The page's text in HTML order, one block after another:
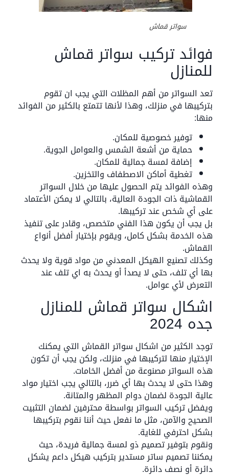
سواتر قماش
فوائد تركيب سواتر قماش
للمنازل
تعد السواتر من أهم المظلات التي يجب ان تقوم
بتركيبها في منزلك، وهذا لأنها تتمتع بالكثير من الفوائد
منها:
توفير خصوصية للمكان.
حماية من أشعة الشمس والعوامل الجوية.
إضافة لمسة جمالية للمكان.
تغطية أماكن الاصطفاف والتخزين.
وهذه الفوائد يتم الحصول عليها من خلال السواتر
القماشية ذات الجودة العالية، بالتالي لا يمكن الأعتماد
على أي شخص عند تركيبها.
بل يجب أن يكون هذا الفني متخصص، وقادر على تنفيذ
هذه الخدمة بشكل كامل، ويقوم بإختيار أفضل أنواع
القماش.
وكذلك تصنيع الهيكل المعدني من مواد قوية ولا يحدث
بها أي تلف، حتى لا يصدأ أو يحدث به اي تلف عند
التعرض لأي عوامل.
اشكال سواتر قماش للمنازل
جده 2024
توجد الكثير من اشكال سواتر القماش التي يمكنك
الإختيار منها لتركيبها في منزلك، ولكن يجب أن تكون
هذه السواتر مصنوعة من أفضل الخامات.
وهذا حتى لا يحدث بها أي ضرر، بالتالي يجب اختيار مواد
عالية الجودة لضمان دوام المظهر والمتانة.
ويفضل تركيب السواتر بواسطة محترفين لضمان التثبيت
الصحيح والآمن، مثل ما نفعل حيث أننا نقوم بتركيبها
بشكل احترفي للغاية.
ونقوم بتوفير تصميم ذو لمسة جمالية فريدة، حيث
يمكننا تصميم ساتر مستدير بتركيب هيكل داعم يشكل
دائرة أو نصف دائرة.